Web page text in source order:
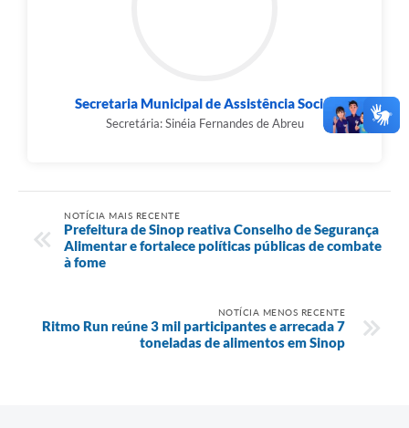
Secretaria Municipal de Assistência Social
Secretária: Sinéia Fernandes de Abreu
NOTÍCIA MAIS RECENTE
Prefeitura de Sinop reativa Conselho de Segurança
Alimentar e fortalece políticas públicas de combate
à fome
NOTÍCIA MENOS RECENTE
Ritmo Run reúne 3 mil participantes e arrecada 7
toneladas de alimentos em Sinop